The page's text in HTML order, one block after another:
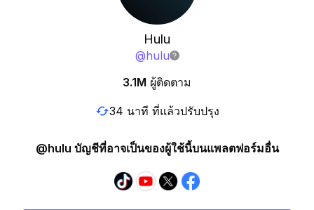
Hulu
@hulu
3.1M ผู้ติดตาม
34 นาที ที่แล้วปรับปรุง
@hulu บัญชีที่อาจเป็นของผู้ใช้นี้บนแพลตฟอร์มอื่น